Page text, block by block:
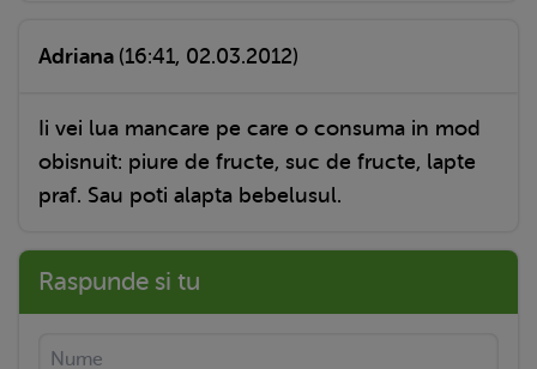
Adriana (16:41, 02.03.2012)
Ii vei lua mancare pe care o consuma in mod
obisnuit: piure de fructe, suc de fructe, lapte
praf. Sau poti alapta bebelusul.
Raspunde si tu